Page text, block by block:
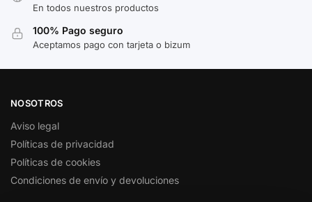
En todos nuestros productos
100% Pago seguro
Aceptamos pago con tarjeta o bizum
NOSOTROS
Aviso legal
Políticas de privacidad
Políticas de cookies
Condiciones de envío y devoluciones